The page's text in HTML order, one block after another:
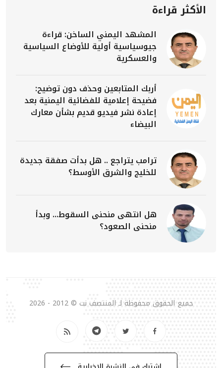
الأكثر قراءة
المشهد اليمني الساخن: قراءة
جيوسياسية أولية للأوضاع السياسية
والعسكرية
أربك المتابعين وحذف دون توضيح:
فضيحة إعلامية للفضائية اليمنية بعد
إعادة نشر فيديو قديم بشأن معارك
البيضاء
ترامب يتراجع .. هل بدأت صفقة جديدة
للخليج والشرق الأوسط؟
هل انتهى منحنى السقوط... وبدأ
منحنى الصعود؟
جميع الحقوق محفوظة لـ المنتصف نت © 2012 - 2026